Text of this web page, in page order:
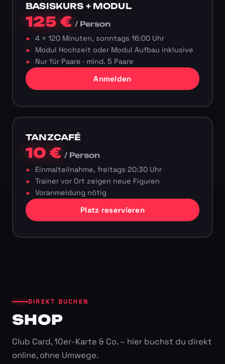
BASISKURS + MODUL
125 €/ Person
4 × 120 Minuten, sonntags 16:00 Uhr
Modul Hochzeit oder Modul Aufbau inklusive
Nur für Paare · mind. 5 Paare
Anmelden
TANZCAFÉ
10 €/ Person
Einmalteilnahme, freitags 20:30 Uhr
Trainer vor Ort zeigen neue Figuren
Voranmeldung nötig
Platz reservieren
DIREKT BUCHEN
SHOP
Club Card, 10er-Karte & Co. – hier buchst du direkt
online, ohne Umwege.